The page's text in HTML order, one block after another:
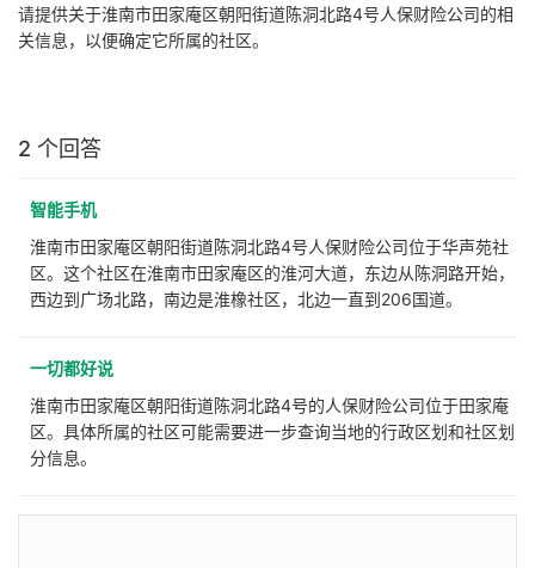
请提供关于淮南市田家庵区朝阳街道陈洞北路4号人保财险公司的相
关信息，以便确定它所属的社区。
2 个回答
智能手机
淮南市田家庵区朝阳街道陈洞北路4号人保财险公司位于华声苑社
区。这个社区在淮南市田家庵区的淮河大道，东边从陈洞路开始，
西边到广场北路，南边是淮橡社区，北边一直到206国道。
一切都好说
淮南市田家庵区朝阳街道陈洞北路4号的人保财险公司位于田家庵
区。具体所属的社区可能需要进一步查询当地的行政区划和社区划
分信息。